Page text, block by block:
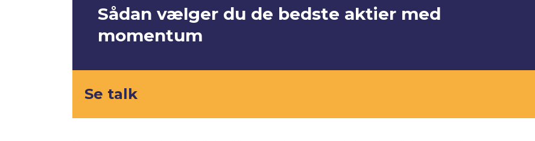
Sådan vælger du de bedste aktier med
momentum
Se talk